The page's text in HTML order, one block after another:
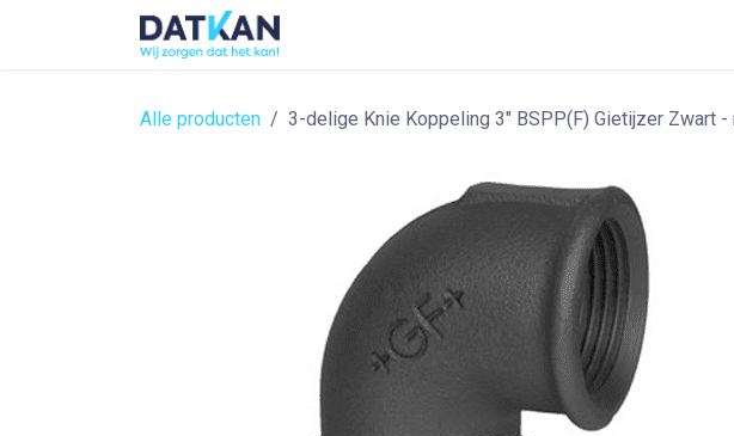
Alle producten 3-delige Knie Koppeling 3" BSPP(F) Gietijzer Zwart -